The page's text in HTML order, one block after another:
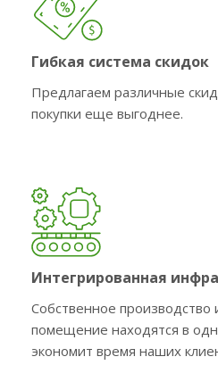
Гибкая система скидок
Предлагаем различные
покупки еще выгоднее.
Интегрированная
Собственное производство
помещение находятся в
экономит время наших